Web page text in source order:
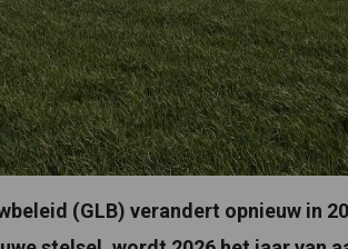
(GLB) verandert opnieuw in